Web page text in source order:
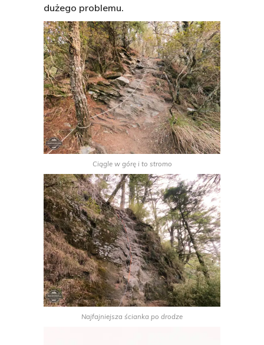
dużego problemu.
Ciągle w górę i to stromo
Najfajniejsza ścianka po drodze